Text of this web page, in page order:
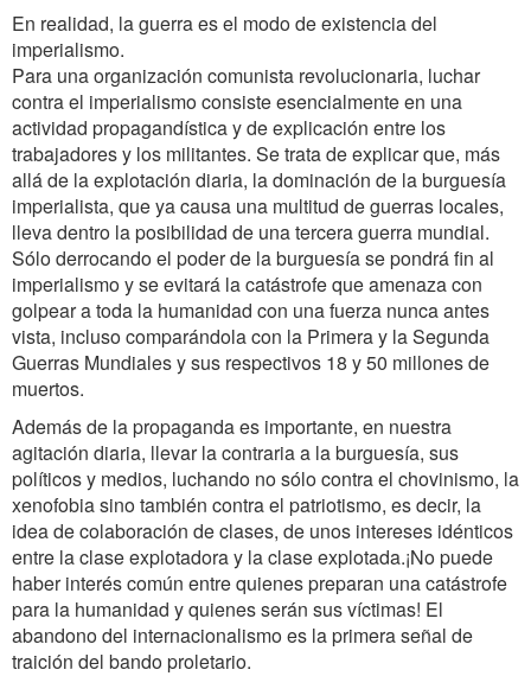
En realidad, la guerra es el modo de existencia del
imperialismo.
Para una organización comunista revolucionaria, luchar
contra el imperialismo consiste esencialmente en una
actividad propagandística y de explicación entre los
trabajadores y los militantes. Se trata de explicar que, más
allá de la explotación diaria, la dominación de la burguesía
imperialista, que ya causa una multitud de guerras locales,
lleva dentro la posibilidad de una tercera guerra mundial.
Sólo derrocando el poder de la burguesía se pondrá fin al
imperialismo y se evitará la catástrofe que amenaza con
golpear a toda la humanidad con una fuerza nunca antes
vista, incluso comparándola con la Primera y la Segunda
Guerras Mundiales y sus respectivos 18 y 50 millones de
muertos.
Además de la propaganda es importante, en nuestra
agitación diaria, llevar la contraria a la burguesía, sus
políticos y medios, luchando no sólo contra el chovinismo, la
xenofobia sino también contra el patriotismo, es decir, la
idea de colaboración de clases, de unos intereses idénticos
entre la clase explotadora y la clase explotada.¡No puede
haber interés común entre quienes preparan una catástrofe
para la humanidad y quienes serán sus víctimas! El
abandono del internacionalismo es la primera señal de
traición del bando proletario.